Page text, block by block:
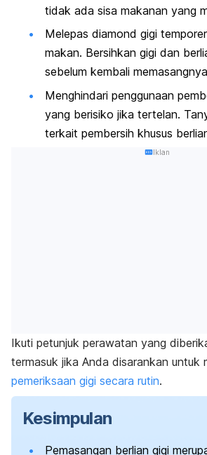
tidak ada sisa makanan yang
Melepas diamond gigi
makan. Bersihkan gigi dan
sebelum kembali
Menghindari penggunaan
yang berisiko jika tertelan.
terkait pembersih khusus
Iklan
Ikuti petunjuk perawatan yang
termasuk jika Anda disarankan untuk
pemeriksaan gigi secara rutin.
Kesimpulan
Pemasangan berlian gigi